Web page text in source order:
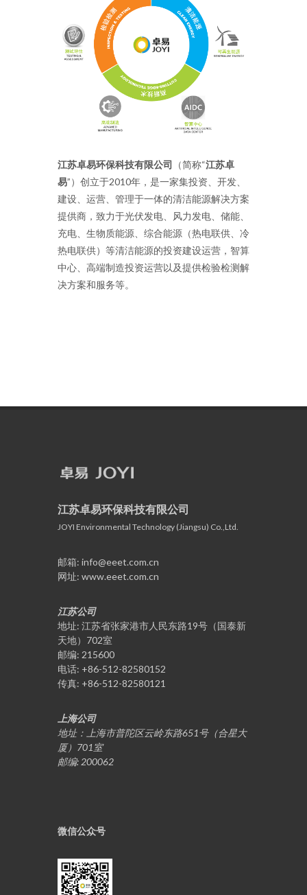
江苏卓易环保科技有限公司 （简称“江苏卓
易”）创立于2010年，是一家集投资、开发、
建设、运营、管理于一体的清洁能源解决方案
提供商，致力于光伏发电、风力发电、储能、
充电、生物质能源、综合能源（热电联供、冷
热电联供）等清洁能源的投资建设运营，智算
中心、高端制造投资运营以及提供检验检测解
决方案和服务等。
江苏卓易环保科技有限公司
JOYI Environmental Technology (Jiangsu) Co.,Ltd.
邮箱: info@eeet.com.cn
网址: www.eeet.com.cn​
江苏公司
地址: 江苏省张家港市人民东路19号（国泰新
天地）702室
邮编: 215600
电话: +86-512-82580152
传真: +86-512-82580121
上海公司
地址：上海市普陀区云岭东路651号（合星大
厦）701室
邮编: 200062
微信公众号